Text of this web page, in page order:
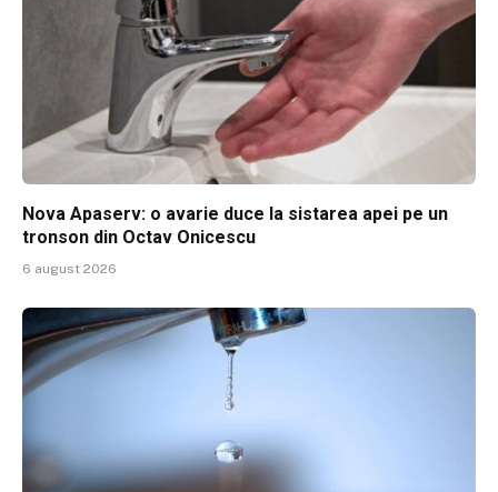
Nova Apaserv: o avarie duce la sistarea apei pe un
tronson din Octav Onicescu
6 august 2026